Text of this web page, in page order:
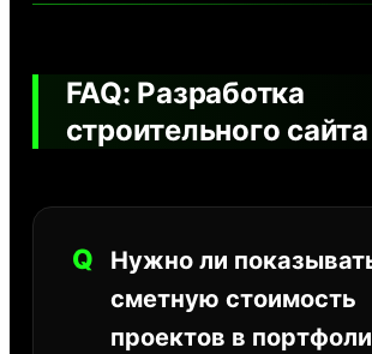
FAQ: Разработка
строительного сайта
Q
Нужно ли
сметную стоимость
проектов в